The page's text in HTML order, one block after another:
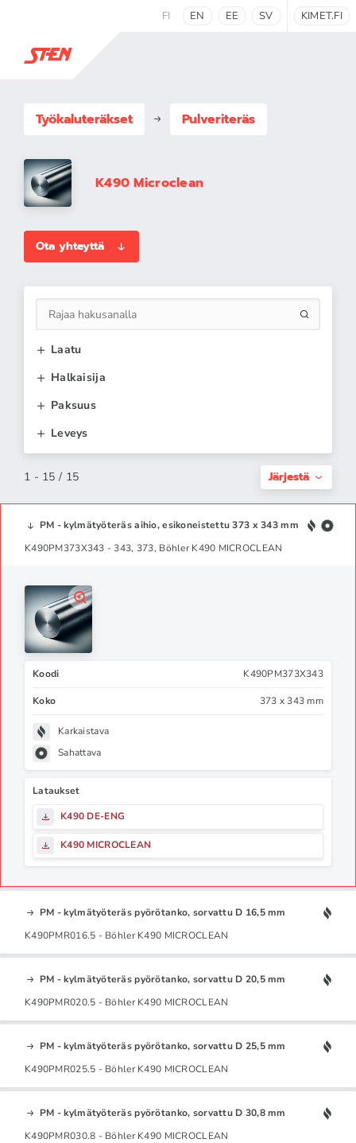
FI EN EE SV KIMET.FI
Työkaluteräkset Pulveriteräs
K490 Microclean
Ota yhteyttä
Laatu
Halkaisija
Paksuus
Leveys
1 - 15 / 15 Järjestä
PM - kylmätyöteräs aihio, esikoneistettu 373 x 343 mm
K490PM373X343 - 343, 373, Böhler K490 MICROCLEAN
Koodi K490PM373X343
Koko 373 x 343 mm
Karkaistava
Sahattava
Lataukset
K490 DE-ENG
K490 MICROCLEAN
PM - kylmätyöteräs pyörötanko, sorvattu D 16,5 mm
K490PMR016.5 - Böhler K490 MICROCLEAN
PM - kylmätyöteräs pyörötanko, sorvattu D 20,5 mm
K490PMR020.5 - Böhler K490 MICROCLEAN
PM - kylmätyöteräs pyörötanko, sorvattu D 25,5 mm
K490PMR025.5 - Böhler K490 MICROCLEAN
PM - kylmätyöteräs pyörötanko, sorvattu D 30,8 mm
K490PMR030.8 - Böhler K490 MICROCLEAN